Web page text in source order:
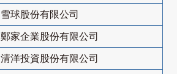
雪球股份有限公司
鄭家企業股份有限公司
清洋投資股份有限公司